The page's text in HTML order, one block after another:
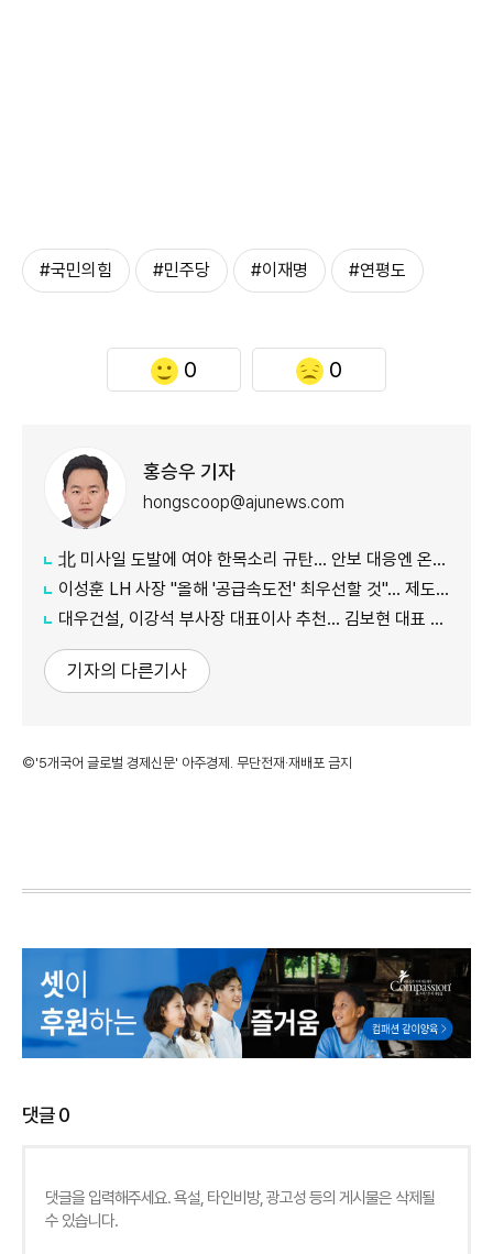
#국민의힘 #민주당 #이재명 #연평도
0 0
홍승우 기자
hongscoop@ajunews.com
北 미사일 도발에 여야 한목소리 규탄… 안보 대응엔 온도차
이성훈 LH 사장 "올해 '공급속도전' 최우선할 것"… 제도 개선·직원 참여 독려
대우건설, 이강석 부사장 대표이사 추천… 김보현 대표 용퇴
기자의 다른기사
©'5개국어 글로벌 경제신문' 아주경제. 무단전재·재배포 금지
댓글0